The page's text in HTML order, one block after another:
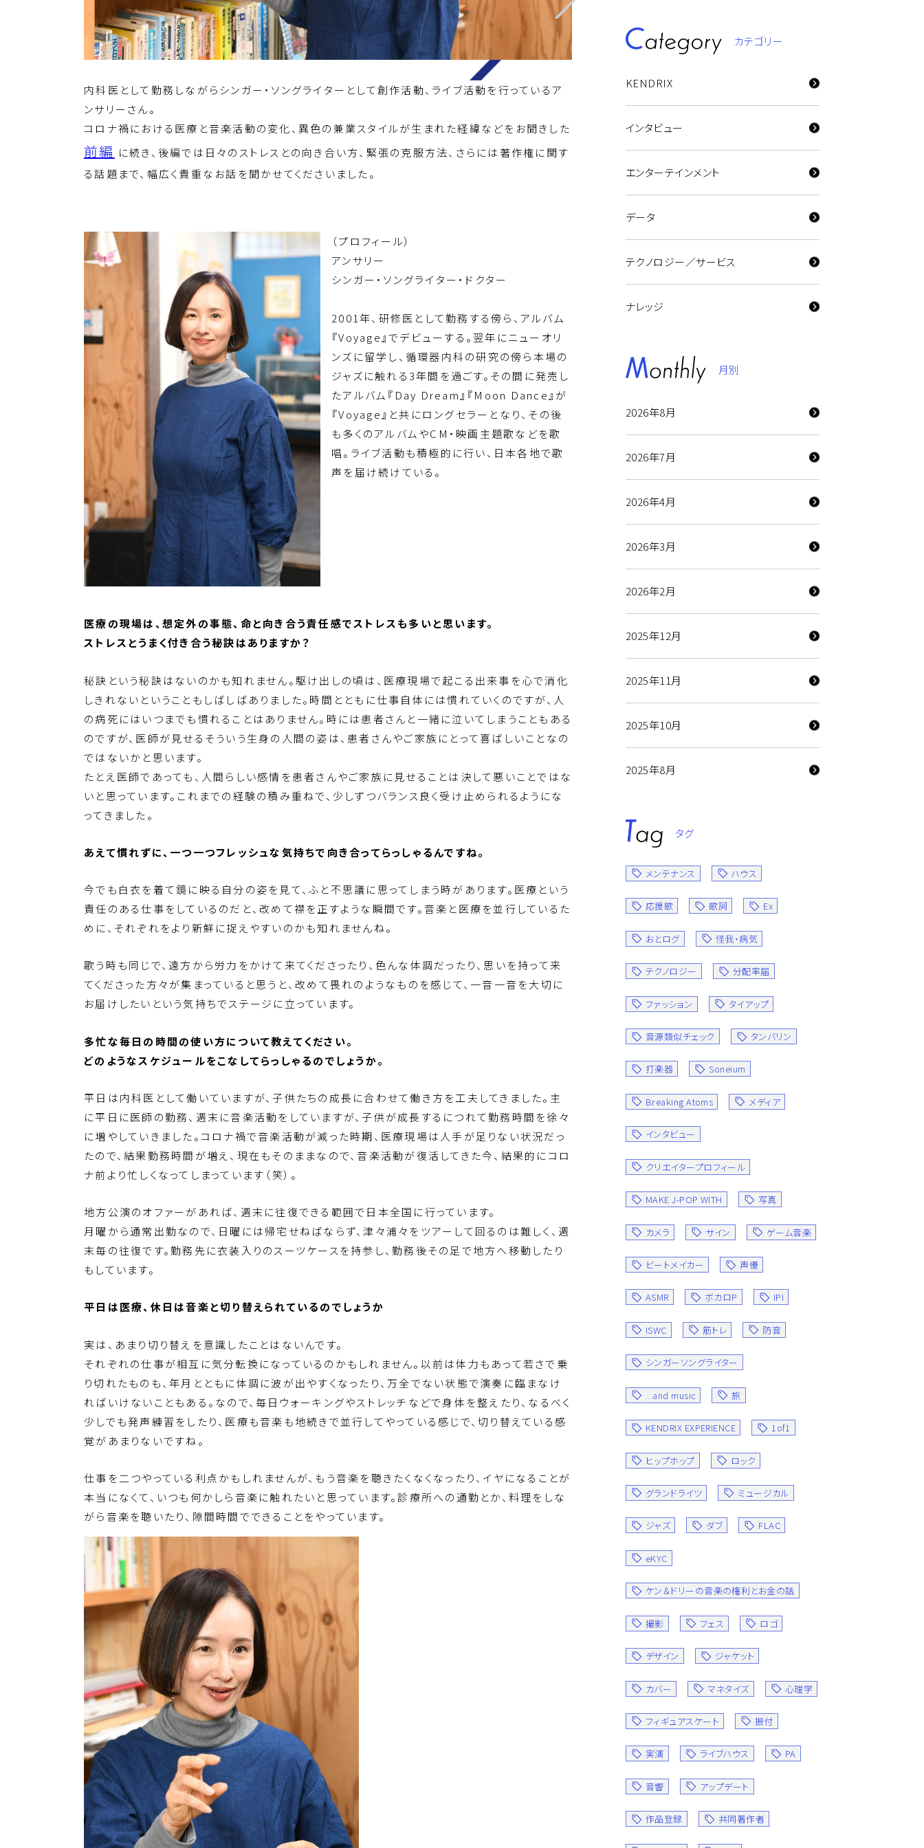
内科医として勤務しながらシンガー・ソングライターとして創作活動、ライブ活動を行っているア
ンサリーさん。
コロナ禍における医療と音楽活動の変化、異色の兼業スタイルが生まれた経緯などをお聞きした
前編 に続き、後編では日々のストレスとの向き合い方、緊張の克服方法、さらには著作権に関す
る話題まで、幅広く貴重なお話を聞かせてくださいました。
（プロフィール）
アンサリー
シンガー・ソングライター・ドクター
2001年、研修医として勤務する傍ら、アルバム
『Voyage』でデビューする。翌年にニューオリ
ンズに留学し、循環器内科の研究の傍ら本場の
ジャズに触れる3年間を過ごす。その間に発売し
たアルバム『Day Dream』『Moon Dance』が
『Voyage』と共にロングセラーとなり、その後
も多くのアルバムやCM・映画主題歌などを歌
唱。ライブ活動も積極的に行い、日本各地で歌
声を届け続けている。
医療の現場は、想定外の事態、命と向き合う責任感でストレスも多いと思います。
ストレスとうまく付き合う秘訣はありますか？
秘訣という秘訣はないのかも知れません。駆け出しの頃は、医療現場で起こる出来事を心で消化
しきれないということもしばしばありました。時間とともに仕事自体には慣れていくのですが、人
の病死にはいつまでも慣れることはありません。時には患者さんと一緒に泣いてしまうこともある
のですが、医師が見せるそういう生身の人間の姿は、患者さんやご家族にとって喜ばしいことなの
ではないかと思います。
たとえ医師であっても、人間らしい感情を患者さんやご家族に見せることは決して悪いことではな
いと思っています。これまでの経験の積み重ねで、少しずつバランス良く受け止められるようにな
ってきました。
あえて慣れずに、一つ一つフレッシュな気持ちで向き合ってらっしゃるんですね。
今でも白衣を着て鏡に映る自分の姿を見て、ふと不思議に思ってしまう時があります。医療という
責任のある仕事をしているのだと、改めて襟を正すような瞬間です。音楽と医療を並行しているた
めに、それぞれをより新鮮に捉えやすいのかも知れませんね。
歌う時も同じで、遠方から労力をかけて来てくださったり、色んな体調だったり、思いを持って来
てくださった方々が集まっていると思うと、改めて畏れのようなものを感じて、一音一音を大切に
お届けしたいという気持ちでステージに立っています。
多忙な毎日の時間の使い方について教えてください。
どのようなスケジュールをこなしてらっしゃるのでしょうか。
平日は内科医として働いていますが、子供たちの成長に合わせて働き方を工夫してきました。主
に平日に医師の勤務、週末に音楽活動をしていますが、子供が成長するにつれて勤務時間を徐々
に増やしていきました。コロナ禍で音楽活動が減った時期、医療現場は人手が足りない状況だっ
たので、結果勤務時間が増え、現在もそのままなので、音楽活動が復活してきた今、結果的にコロ
ナ前より忙しくなってしまっています（笑）。
地方公演のオファーがあれば、週末に往復できる範囲で日本全国に行っています。
月曜から通常出勤なので、日曜には帰宅せねばならず、津々浦々をツアーして回るのは難しく、週
末毎の往復です。勤務先に衣装入りのスーツケースを持参し、勤務後その足で地方へ移動したり
もしています。
平日は医療、休日は音楽と切り替えられているのでしょうか
実は、あまり切り替えを意識したことはないんです。
それぞれの仕事が相互に気分転換になっているのかもしれません。以前は体力もあって若さで乗
り切れたものも、年月とともに体調に波が出やすくなったり、万全でない状態で演奏に臨まなけ
ればいけないこともある。なので、毎日ウォーキングやストレッチなどで身体を整えたり、なるべく
少しでも発声練習をしたり、医療も音楽も地続きで並行してやっている感じで、切り替えている感
覚があまりないですね。
仕事を二つやっている利点かもしれませんが、もう音楽を聴きたくなくなったり、イヤになることが
本当になくて、いつも何かしら音楽に触れたいと思っています。診療所への通勤とか、料理をしな
がら音楽を聴いたり、隙間時間でできることをやっています。
カテゴリー
KENDRIX
インタビュー
エンターテインメント
データ
テクノロジー／サービス
ナレッジ
月別
2026年8月
2026年7月
2026年4月
2026年3月
2026年2月
2025年12月
2025年11月
2025年10月
2025年8月
タグ
メンテナンス ハウス
応援歌 歌詞 Ex
おとログ 怪我・病気
テクノロジー 分配率届
ファッション タイアップ
音源類似チェック タンバリン
打楽器 Soneium
Breaking Atoms メディア
インタビュー
クリエイタープロフィール
MAKE J-POP WITH 写真
カメラ サイン ゲーム音楽
ビートメイカー 声優
ASMR ボカロP IPI
ISWC 筋トレ 防音
シンガーソングライター
...and music 旅
KENDRIX EXPERIENCE 1of1
ヒップホップ ロック
グランドライツ ミュージカル
ジャズ ダブ FLAC
eKYC
ケン＆ドリーの音楽の権利とお金の話
撮影 フェス ロゴ
デザイン ジャケット
カバー マネタイズ 心理学
フィギュアスケート 振付
実演 ライブハウス PA
音響 アップデート
作品登録 共同著作者